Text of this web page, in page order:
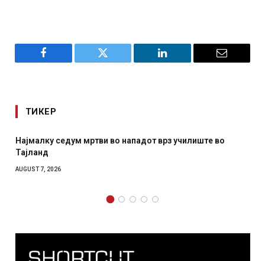
Facebook Twitter LinkedIn Email
ТИКЕР
СОЗИС: Украинците повеќе им веруваат на генералите
отколку на Зеленски
AUGUST 7, 2026